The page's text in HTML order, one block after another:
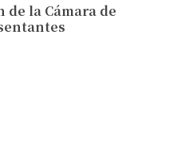
de la Cámara de